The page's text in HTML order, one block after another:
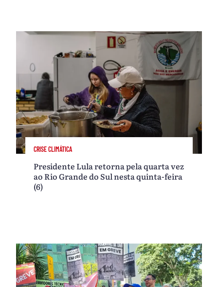
CRISE CLIMÁTICA
Presidente Lula retorna pela quarta vez
ao Rio Grande do Sul nesta quinta-feira
(6)